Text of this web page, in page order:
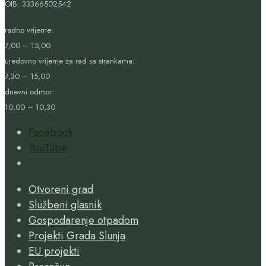
OIB: 33366502542
radno vrijeme:
7,00 – 15,00
uredovno vrijeme za rad sa strankama:
7,30 – 15,00
dnevni odmor:
10,00 – 10,30
Facebook
YouTube
Window
Otvoreni grad
Službeni glasnik
Gospodarenje otpadom
Projekti Grada Slunja
EU projekti